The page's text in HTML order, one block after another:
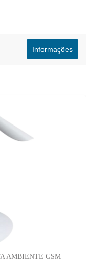
Informações
AMBIENTE GSM